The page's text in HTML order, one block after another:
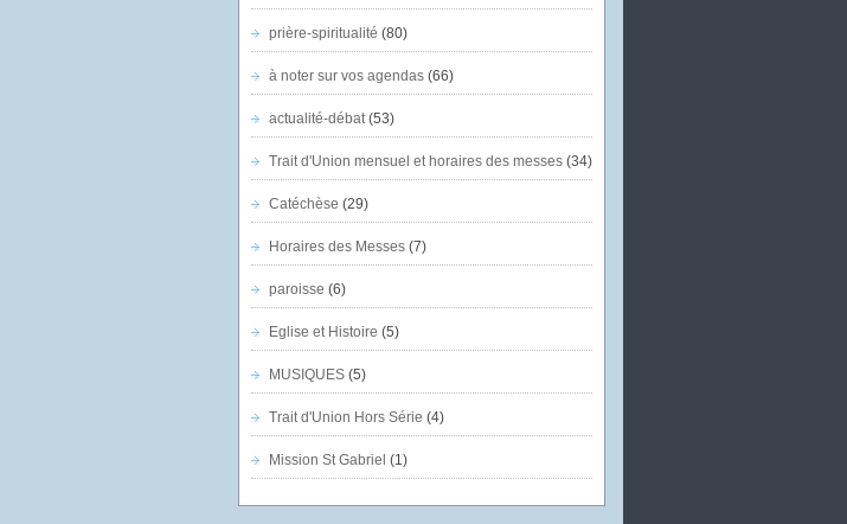
prière-spiritualité (80)
à noter sur vos agendas(66)
actualité-débat(53)
Trait d'Union mensuel et horaires des messes(34)
Catéchèse (29)
Horaires des Messes(7)
paroisse (6)
Eglise et Histoire (5)
MUSIQUES(5)
Trait d'Union Hors Série (4)
Mission St Gabriel (1)